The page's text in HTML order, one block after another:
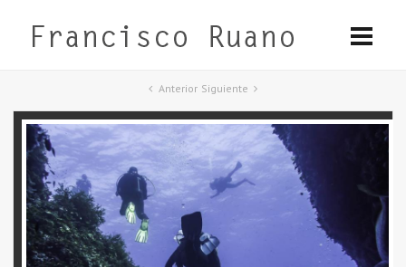
Anterior Siguiente